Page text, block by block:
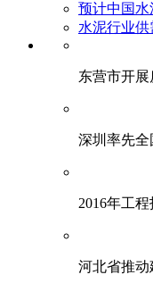
预计中国
水泥行业
东营市开
深圳率先
2016年工
河北省推